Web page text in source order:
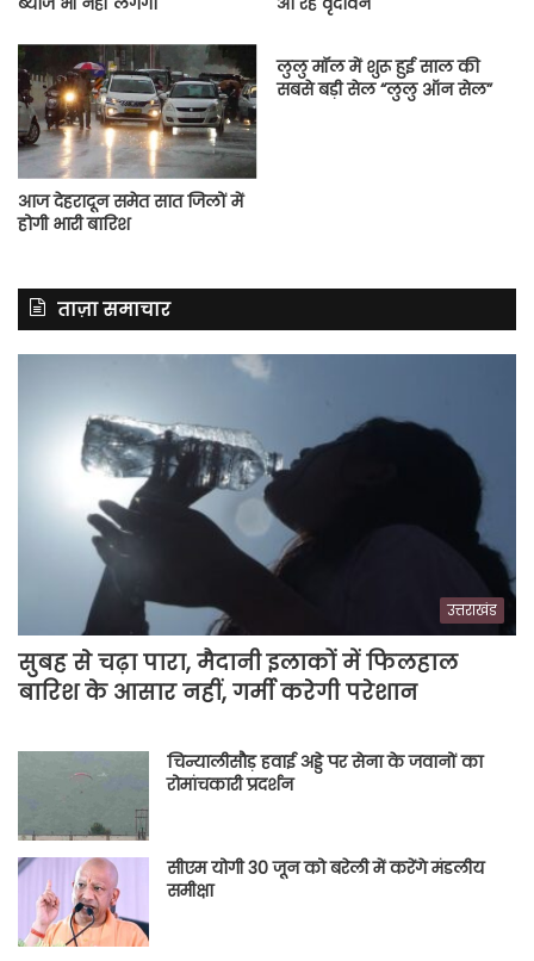
आज देहरादून समेत सात जिलों में
होगी भारी बारिश
लुलु मॉल में शुरू हुई साल की
सबसे बड़ी सेल “लुलु ऑन सेल”
ताज़ा समाचार
उत्तराखंड
सुबह से चढ़ा पारा, मैदानी इलाकों में फिलहाल
बारिश के आसार नहीं, गर्मी करेगी परेशान
चिन्यालीसौड़ हवाई अड्डे पर सेना के जवानों का
रोमांचकारी प्रदर्शन
सीएम योगी 30 जून को बरेली में करेंगे मंडलीय
समीक्षा